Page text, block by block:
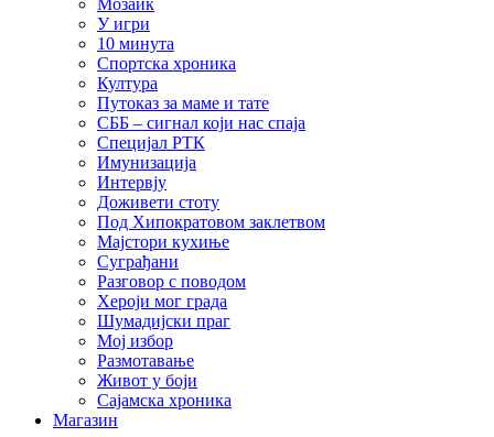
Мозаик
У игри
10 минута
Спортска хроника
Култура
Путоказ за маме и тате
СББ – сигнал који нас спаја
Специјал РТК
Имунизација
Интервју
Доживети стоту
Под Хипократовом заклетвом
Мајстори кухиње
Суграђани
Разговор с поводом
Хероји мог града
Шумадијски праг
Мој избор
Размотавање
Живот у боји
Сајамска хроника
Магазин